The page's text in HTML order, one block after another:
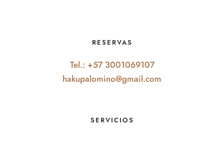
RESERVAS
Tel.: +57 3001069107
hakupalomino@gmail.com
SERVICIOS